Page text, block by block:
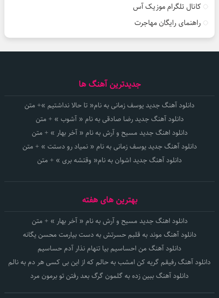
کانال تلگرام موزیک آس
راهنمای رایگان مهاجرت
جدیدترین آهنگ ها
دانلود آهنگ جدید یوسف زمانی به نام« تا حالا نداشتیم »+ متن
دانلود آهنگ جدید رضا صادقی به نام « آشوب » + متن
دانلود اهنگ جدید مسیح و آرش به نام « آخر بهار » + متن
دانلود آهنگ جدید یوسف زمانی به نام « نمیاد رو دستت » + متن
دانلود آهنگ جدید اشوان به نام« وقتشه بری » + متن
بهترین های هفته
دانلود اهنگ جدید مسیح و آرش به نام « آخر بهار » + متن
دانلود آهنگ موند به قلبم حسرتش به دست بیارمت محسن یگانه
دانلود آهنگ من احساسیم بیا تنهام نذار آدم حساسیم
دانلود آهنگ رفیقم گریه کن امشب به حالم که از این بی کسی هر دم به نالم
دانلود آهنگ ببین زده به گلمون گرگ بعد رفتن تو برمون مرد